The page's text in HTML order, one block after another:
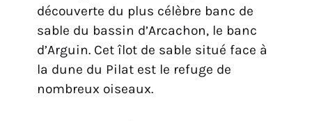
découverte du plus célèbre banc de
sable du bassin d’Arcachon, le banc
d’Arguin. Cet îlot de sable situé face à
la dune du Pilat est le refuge de
nombreux oiseaux.